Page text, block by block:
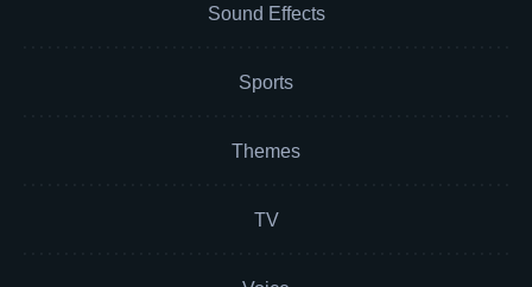
Sound Effects
Sports
Themes
TV